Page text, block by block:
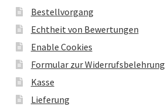
Bestellvorgang
Echtheit von Bewertungen
Enable Cookies
Formular zur Widerrufsbelehrung
Kasse
Lieferung